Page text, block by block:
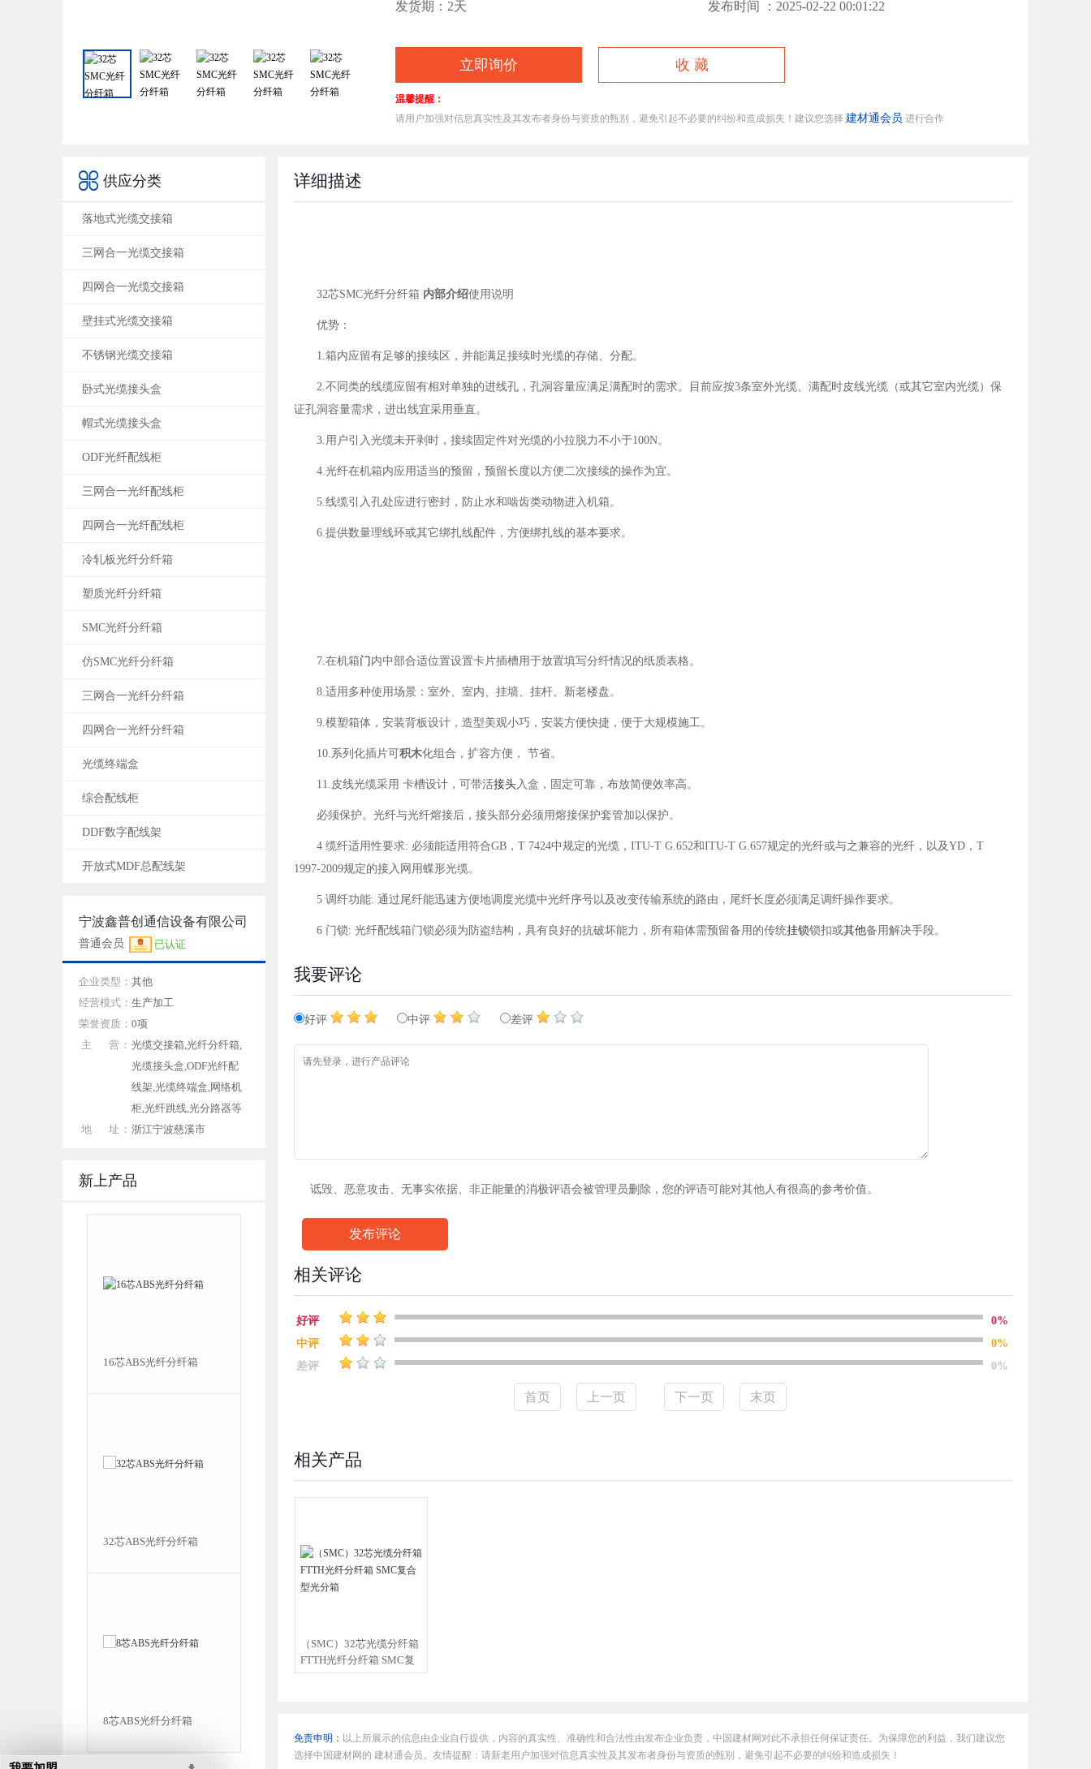
发货期：2天 发布时间 ：2025-02-22 00:01:22
立即询价 收 藏
温馨提醒：
请用户加强对信息真实性及其发布者身份与资质的甄别，避免引起不必要的纠纷和造成损失！建议您选择 建材通会员 进行合作
详细描述
32芯SMC光纤分纤箱 内部介绍使用说明
优势：
1.箱内应留有足够的接续区，并能满足接续时光缆的存储、分配。
2.不同类的线缆应留有相对单独的进线孔，孔洞容量应满足满配时的需求。目前应按3条室外光缆、满配时皮线光缆（或其它室内光缆）保
证孔洞容量需求，进出线宜采用垂直。
3.用户引入光缆未开剥时，接续固定件对光缆的小拉脱力不小于100N。
4.光纤在机箱内应用适当的预留，预留长度以方便二次接续的操作为宜。
5.线缆引入孔处应进行密封，防止水和啮齿类动物进入机箱。
6.提供数量理线环或其它绑扎线配件，方便绑扎线的基本要求。
7.在机箱门 内中部合适位置设置卡片插槽用于放置填写分纤情况的纸质表格。
8.适用多种使用场景：室外、室内、挂墙、挂杆、新老楼盘。
9.模塑箱体，安装背板设计，造型美观小巧，安装方便快捷，便于大规模施工。
10.系列化插片可积木化组合，扩容方便， 节省。
11.皮线光缆采用 卡槽设计，可带活接头入盒，固定可靠，布放简便效率高。
必须保护。光纤与光纤熔接后，接头部分必须用熔接保护套管加以保护。
4 缆纤适用性要求: 必须能适用符合GB，T 7424中规定的光缆，ITU-T G.652和ITU-T G.657规定的光纤或与之兼容的光纤，以及YD，T
1997-2009规定的接入网用蝶形光缆。
5 调纤功能: 通过尾纤能迅速方便地调度光缆中光纤序号以及改变传输系统的路由，尾纤长度必须满足调纤操作要求。
6 门锁: 光纤配线箱门锁必须为防盗结构，具有良好的抗破坏能力，所有箱体需预留备用的传统挂锁锁扣或其他备用解决手段。
我要评论
好评 中评 差评
诋毁、恶意攻击、无事实依据、非正能量的消极评语会被管理员删除，您的评语可能对其他人有很高的参考价值。
发布评论
相关评论
好评
0%
中评
0%
差评
0%
首页 上一页 下一页 末页
相关产品
（SMC）32芯光缆分纤箱
FTTH光纤分纤箱 SMC复
合型光分箱
免责申明： 以上所展示的信息由企业自行提供，内容的真实性、准确性和合法性由发布企业负责，中国建材网对此不承担任何保证责任。为保障您的利益，我们建议您
选择中国建材网的 建材通会员。友情提醒：请新老用户加强对信息真实性及其发布者身份与资质的甄别，避免引起不必要的纠纷和造成损失！
 供应分类
落地式光缆交接箱
三网合一光缆交接箱
四网合一光缆交接箱
壁挂式光缆交接箱
不锈钢光缆交接箱
卧式光缆接头盒
帽式光缆接头盒
ODF光纤配线柜
三网合一光纤配线柜
四网合一光纤配线柜
冷轧板光纤分纤箱
塑质光纤分纤箱
SMC光纤分纤箱
仿SMC光纤分纤箱
三网合一光纤分纤箱
四网合一光纤分纤箱
光缆终端盒
综合配线柜
DDF数字配线架
开放式MDF总配线架
宁波鑫普创通信设备有限公司
普通会员 已认证
企业类型： 其他
经营模式： 生产加工
荣誉资质： 0项
主 营： 光缆交接箱,光纤分纤箱,
光缆接头盒,ODF光纤配
线架,光缆终端盒,网络机
柜,光纤跳线,光分路器等
地 址： 浙江宁波慈溪市
新上产品
16芯ABS光纤分纤箱
32芯ABS光纤分纤箱
8芯ABS光纤分纤箱
16芯SMC光纤分纤箱